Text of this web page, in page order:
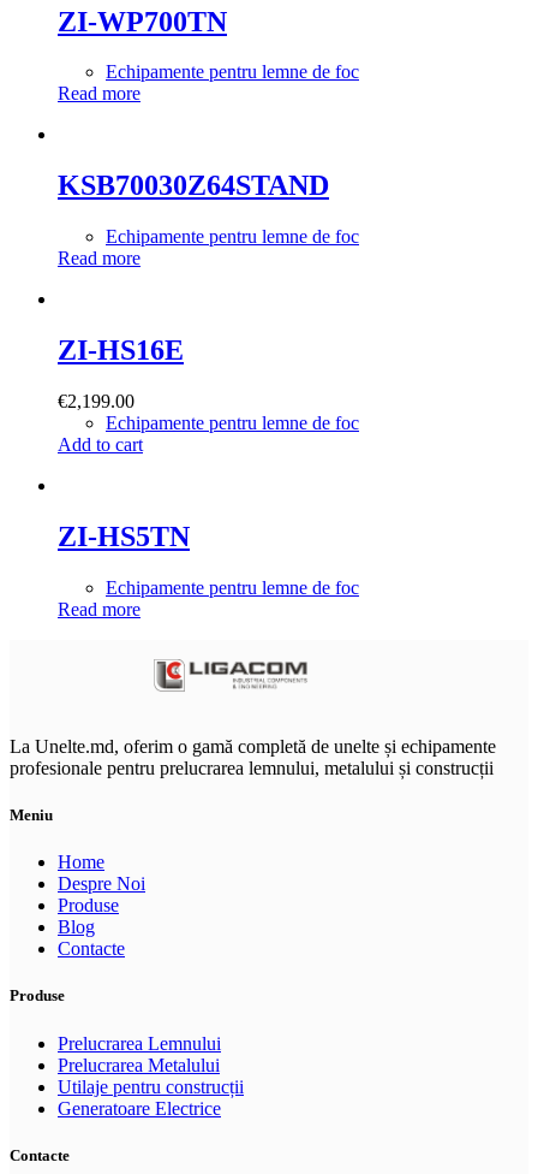
ZI-WP700TN
Echipamente pentru lemne de foc
Read more
KSB70030Z64STAND
Echipamente pentru lemne de foc
Read more
ZI-HS16E
€2,199.00
Echipamente pentru lemne de foc
Add to cart
ZI-HS5TN
Echipamente pentru lemne de foc
Read more
La Unelte.md, oferim o gamă completă de unelte și echipamente
profesionale pentru prelucrarea lemnului, metalului și construcții
Meniu
Home
Despre Noi
Produse
Blog
Contacte
Produse
Prelucrarea Lemnului
Prelucrarea Metalului
Utilaje pentru construcții
Generatoare Electrice
Contacte